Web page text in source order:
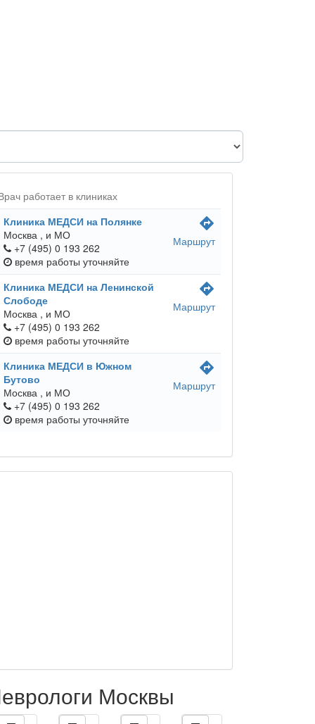
работает в клиниках
Клиника МЕДСИ на Полянке
Москва , и МО
+7 (495) 0 193 262
время работы уточняйте
directions
Маршрут
Клиника МЕДСИ на Ленинской
Слободе
Москва , и МО
+7 (495) 0 193 262
время работы уточняйте
directions
Маршрут
Клиника МЕДСИ в Южном
Бутово
Москва , и МО
+7 (495) 0 193 262
время работы уточняйте
directions
Маршрут
Москвы